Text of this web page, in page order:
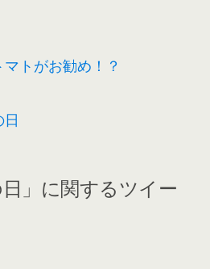
トがお勧め！？
」に関するツイー